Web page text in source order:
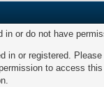
in or do not have
in or registered.
to access